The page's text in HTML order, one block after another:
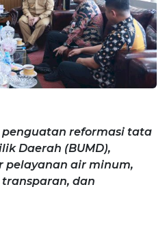
reformasi tata
Daerah (BUMD),
pelayanan air minum,
dan